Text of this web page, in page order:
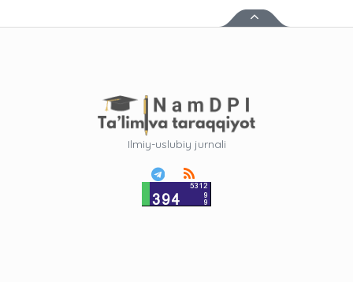
Ilmiy-uslubiy jurnali